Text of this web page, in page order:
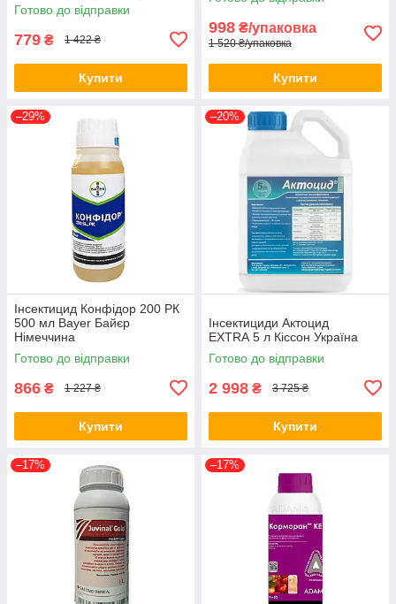
Готово до відправки
779 ₴ 1 422 ₴
Купити
998 ₴/упаковка
1 520 ₴/упаковка
Купити
–29%
Інсектицид Конфідор 200 РК
500 мл Bayer Байєр
Німеччина
Готово до відправки
866 ₴ 1 227 ₴
Купити
–20%
Інсектициди Актоцид
EXTRA 5 л Кіссон Україна
Готово до відправки
2 998 ₴ 3 725 ₴
Купити
–17% –17%